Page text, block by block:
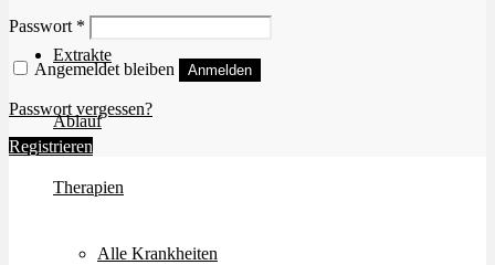
Extrakte
Ablauf
Therapien
Alle Krankheiten
Passwort * Erforderlich
Angemeldet bleiben Anmelden
Passwort vergessen?
Registrieren